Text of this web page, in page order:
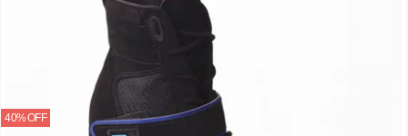
40% OFF